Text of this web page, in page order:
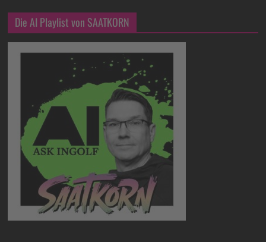
Die AI Playlist von SAATKORN